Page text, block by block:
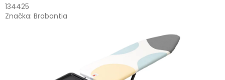
134425
Značka: Brabantia